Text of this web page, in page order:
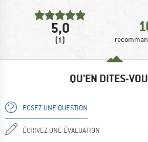
5,0
(1)
QU'EN DITES-
POSEZ UNE QUESTION
ÉCRIVEZ UNE ÉVALUATION